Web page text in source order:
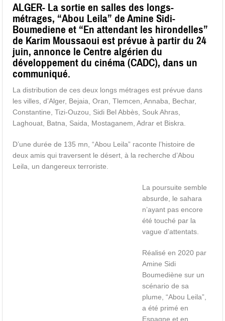
ALGER- La sortie en salles des longs-
métrages, “Abou Leila” de Amine Sidi-
Boumediene et “En attendant les hirondelles”
de Karim Moussaoui est prévue à partir du 24
juin, annonce le Centre algérien du
développement du cinéma (CADC), dans un
communiqué.
La distribution de ces deux longs métrages est prévue dans
les villes, d’Alger, Bejaia, Oran, Tlemcen, Annaba, Bechar,
Constantine, Tizi-Ouzou, Sidi Bel Abbès, Souk Ahras,
Laghouat, Batna, Saida, Mostaganem, Adrar et Biskra.
D’une durée de 135 mn, “Abou Leila” raconte l’histoire de
deux amis qui traversent le désert, à la recherche d’Abou
Leila, un dangereux terroriste.
La poursuite semble
absurde, le sahara
n’ayant pas encore
été touché par la
vague d’attentats.
Réalisé en 2020 par
Amine Sidi
Boumediène sur un
scénario de sa
plume, “Abou Leila”,
a été primé en
Espagne et en